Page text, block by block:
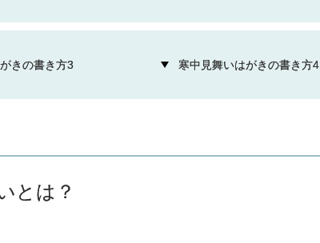
きの書き方3 寒中見舞いはがきの書き方4
とは？